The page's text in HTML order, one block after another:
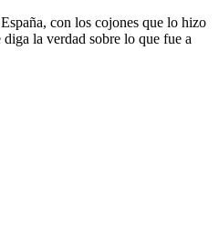
con los cojones que lo hizo
la verdad sobre lo que fue a